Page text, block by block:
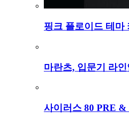
핑크 플로이드 테마
마란츠, 입문기 라인
사이러스 80 PRE